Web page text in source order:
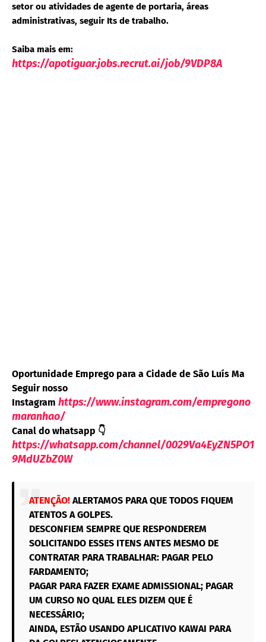
setor ou atividades de agente de portaria, áreas
administrativas, seguir Its de trabalho.
Saiba mais em:
https://apotiguar.jobs.recrut.ai/job/9VDP8A
Oportunidade Emprego para a Cidade de São Luís Ma
Seguir nosso
Instagram https://www.instagram.com/empregono
maranhao/
Canal do whatsapp 👇
https://whatsapp.com/channel/0029Va4EyZN5PO1
9MdUZbZ0W
ATENÇÃO! ALERTAMOS PARA QUE TODOS FIQUEM
ATENTOS A GOLPES.
DESCONFIEM SEMPRE QUE RESPONDEREM
SOLICITANDO ESSES ITENS ANTES MESMO DE
CONTRATAR PARA TRABALHAR: PAGAR PELO
FARDAMENTO;
PAGAR PARA FAZER EXAME ADMISSIONAL; PAGAR
UM CURSO NO QUAL ELES DIZEM QUE É
NECESSÁRIO;
AINDA, ESTÃO USANDO APLICATIVO KAWAI PARA